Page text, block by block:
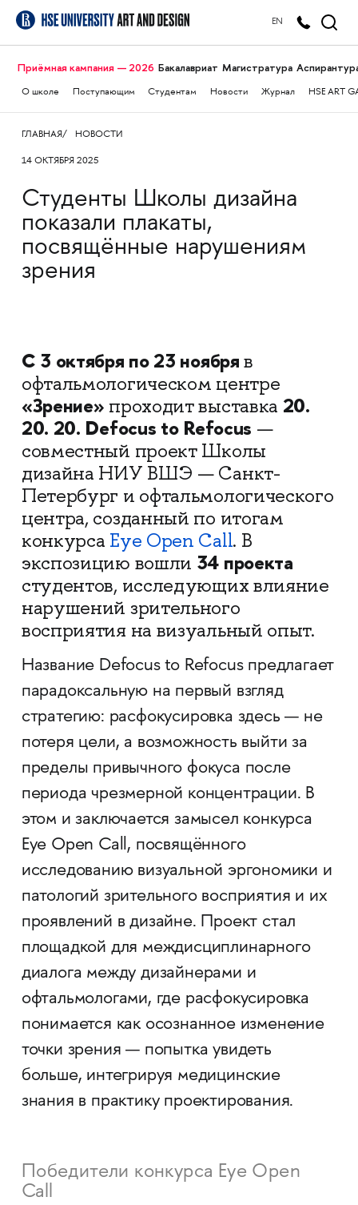
EN
Приёмная кампания — 2026 Бакалавриат Магистратура
О школе Поступающим Студентам Новости Журнал HSE ART
ГЛАВНАЯ НОВОСТИ
14 ОКТЯБРЯ 2025
Студенты Школы дизайна
показали плакаты,
посвящённые нарушениям
зрения
С 3 октября по 23 ноября в
офтальмологическом центре
«Зрение» проходит выставка 20.
20. 20. Defocus to Refocus —
совместный проект Школы
дизайна НИУ ВШЭ — Санкт-
Петербург и офтальмологического
центра, созданный по итогам
конкурса Eye Open Call. В
экспозицию вошли 34 проекта
студентов, исследующих влияние
нарушений зрительного
восприятия на визуальный опыт.
Название Defocus to Refocus предлагает
парадоксальную на первый взгляд
стратегию: расфокусировка здесь — не
потеря цели, а возможность выйти за
пределы привычного фокуса после
периода чрезмерной концентрации. В
этом и заключается замысел конкурса
Eye Open Call, посвящённого
исследованию визуальной эргономики и
патологий зрительного восприятия и их
проявлений в дизайне. Проект стал
площадкой для междисциплинарного
диалога между дизайнерами и
офтальмологами, где расфокусировка
понимается как осознанное изменение
точки зрения — попытка увидеть
больше, интегрируя медицинские
знания в практику проектирования.
Победители конкурса Eye Open
Call